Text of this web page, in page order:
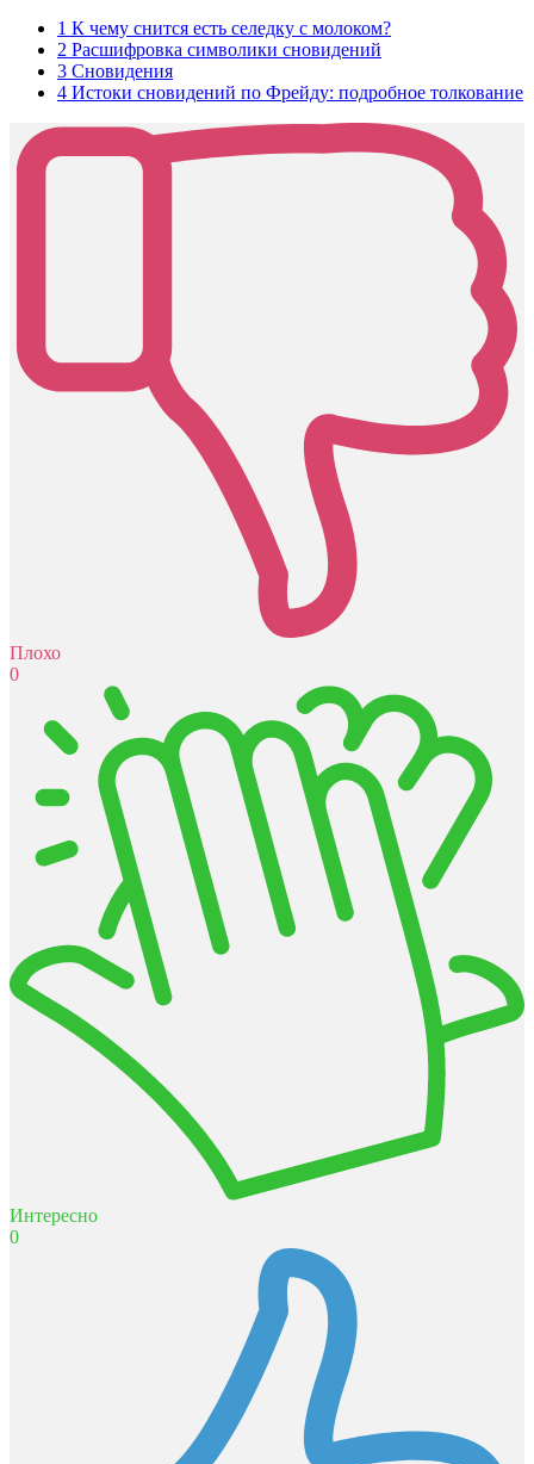
1 К чему снится есть селедку с молоком?
2 Расшифровка символики сновидений
3 Сновидения
4 Истоки сновидений по Фрейду: подробное толкование
Плохо
0
Интересно
0